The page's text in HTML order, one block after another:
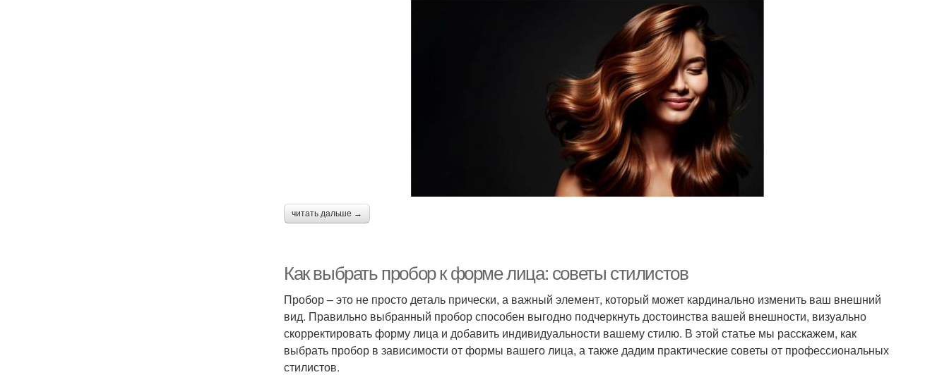
читать дальше →
Как выбрать пробор к форме лица: советы стилистов
Пробор – это не просто деталь прически, а важный элемент, который может кардинально изменить ваш внешний
вид. Правильно выбранный пробор способен выгодно подчеркнуть достоинства вашей внешности, визуально
скорректировать форму лица и добавить индивидуальности вашему стилю. В этой статье мы расскажем, как
выбрать пробор в зависимости от формы вашего лица, а также дадим практические советы от профессиональных
стилистов.